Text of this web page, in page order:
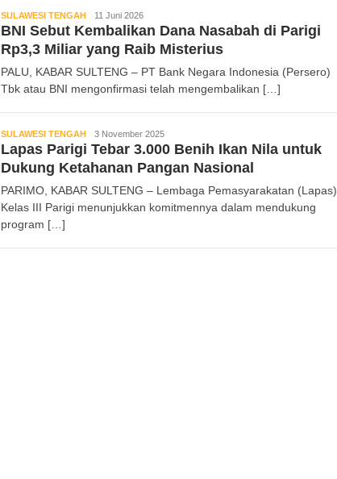
SULAWESI TENGAH Kabar
Sulteng
11 Juni 2026
BNI Sebut Kembalikan Dana Nasabah di Parigi
Rp3,3 Miliar yang Raib Misterius
PALU, KABAR SULTENG – PT Bank Negara Indonesia (Persero)
Tbk atau BNI mengonfirmasi telah mengembalikan […]
SULAWESI TENGAH Kabar
Sulteng
3 November 2025
Lapas Parigi Tebar 3.000 Benih Ikan Nila untuk
Dukung Ketahanan Pangan Nasional
PARIMO, KABAR SULTENG – Lembaga Pemasyarakatan (Lapas)
Kelas III Parigi menunjukkan komitmennya dalam mendukung
program […]